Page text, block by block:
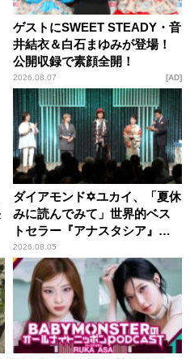
ゲストにSWEET STEADY・音
井結衣＆白石まゆみが登場！
公開収録で素顔全開！
2026.08.07 AD
ダイアモンド✡ユカイ、「夏休
みに読んでみて」世界的ベス
トセラー『アナスタシア』を
紹介
2026.08.05